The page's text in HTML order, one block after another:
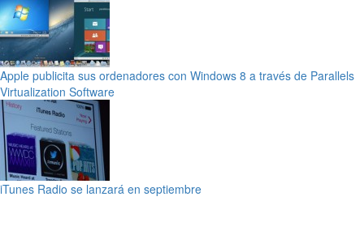
Apple publicita sus ordenadores con Windows 8 a través de Parallels
Virtualization Software
iTunes Radio se lanzará en septiembre